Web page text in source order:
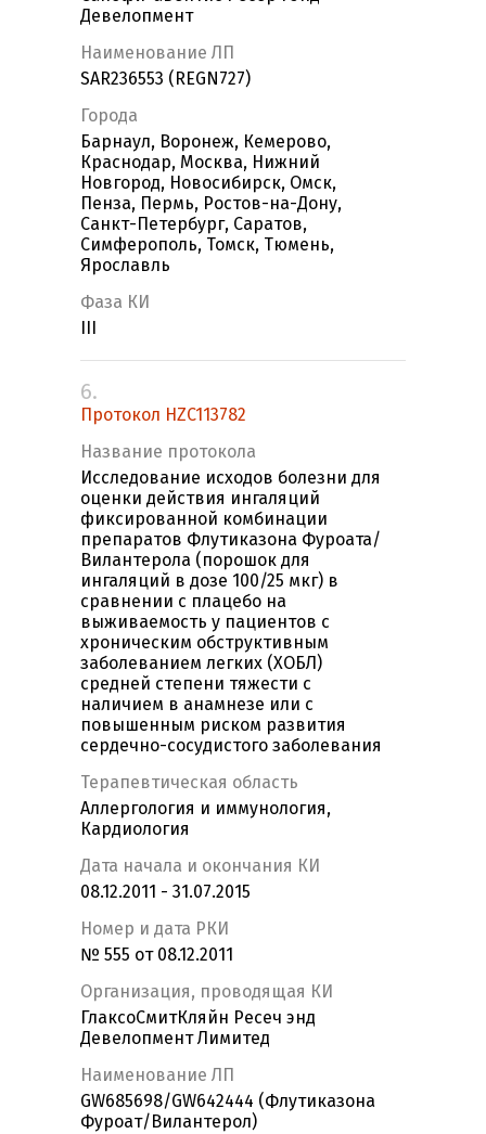
Девелопмент
Наименование ЛП
SAR236553 (REGN727)
Города
Барнаул, Воронеж, Кемерово,
Краснодар, Москва, Нижний
Новгород, Новосибирск, Омск,
Пенза, Пермь, Ростов-на-Дону,
Санкт-Петербург, Саратов,
Симферополь, Томск, Тюмень,
Ярославль
Фаза КИ
6.
Протокол HZC113782
Название протокола
Исследование исходов болезни для
оценки действия ингаляций
фиксированной комбинации
препаратов Флутиказона Фуроата/
Вилантерола (порошок для
ингаляций в дозе 100/25 мкг) в
сравнении с плацебо на
выживаемость у пациентов с
хроническим обструктивным
заболеванием легких (ХОБЛ)
средней степени тяжести с
наличием в анамнезе или с
повышенным риском развития
сердечно-сосудистого заболевания
Терапевтическая область
Аллергология и иммунология,
Кардиология
Дата начала и окончания КИ
08.12.2011 - 31.07.2015
Номер и дата РКИ
№ 555 от 08.12.2011
Организация, проводящая КИ
ГлаксоСмитКляйн Ресеч энд
Девелопмент Лимитед
Наименование ЛП
GW685698/GW642444 (Флутиказона
Фуроат/Вилантерол)